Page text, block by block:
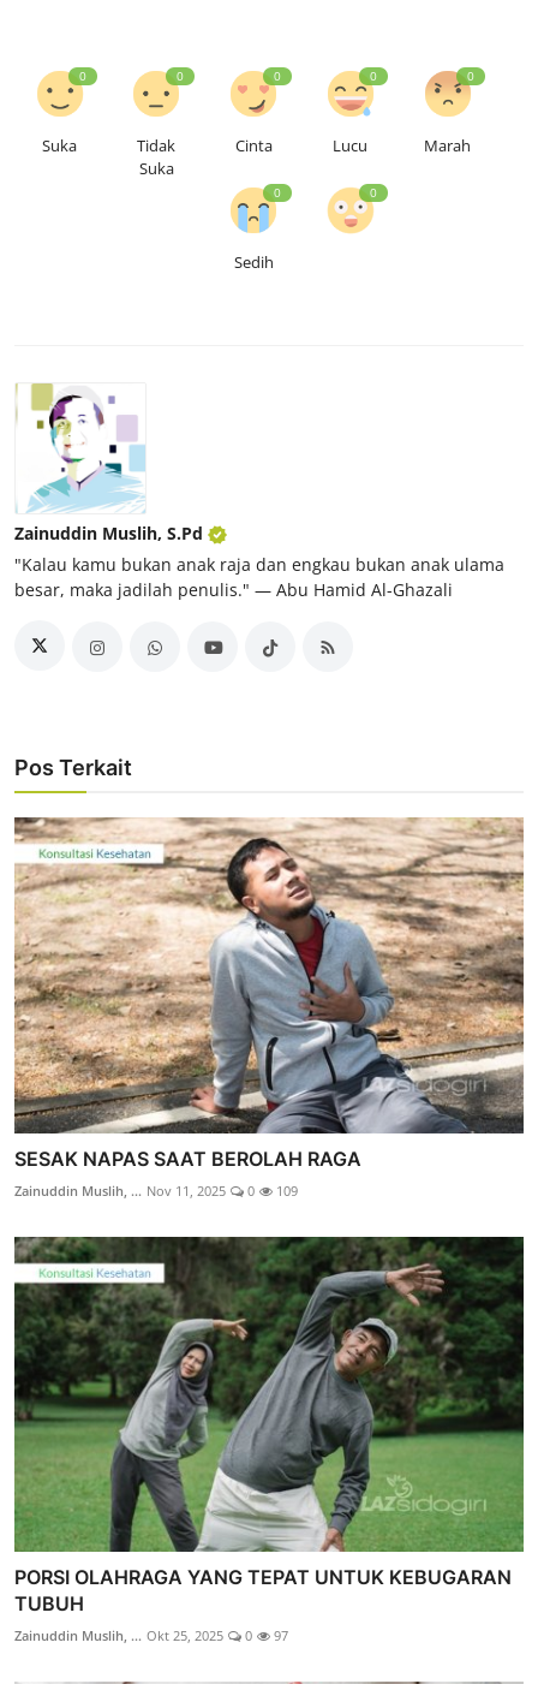
0
Suka
0
Tidak
Suka
0
Cinta
0
Lucu
0
Marah
0
Sedih
0
Zainuddin Muslih, S.Pd
"Kalau kamu bukan anak raja dan engkau bukan anak ulama
besar, maka jadilah penulis." ― Abu Hamid Al-Ghazali
Pos Terkait
SESAK NAPAS SAAT BEROLAH RAGA
Zainuddin Muslih, ... Nov 11, 2025 0 109
PORSI OLAHRAGA YANG TEPAT UNTUK KEBUGARAN
TUBUH
Zainuddin Muslih, ... Okt 25, 2025 0 97